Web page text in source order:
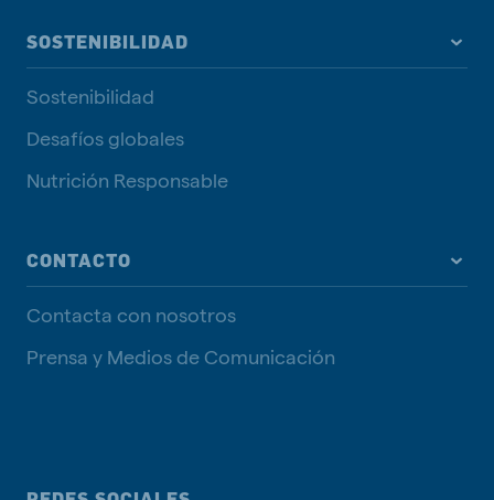
SOSTENIBILIDAD
Sostenibilidad
Desafíos globales
Nutrición Responsable
CONTACTO
Contacta con nosotros
Prensa y Medios de Comunicación